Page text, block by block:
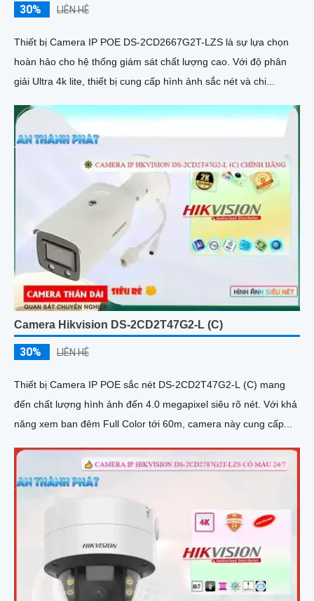
30% LIÊN HỆ
Thiết bị Camera IP POE DS-2CD2667G2T-LZS là sự lựa chọn
hoàn hảo cho hệ thống giám sát chất lượng cao. Với độ phân
giải Ultra 4k lite, thiết bị cung cấp hình ảnh sắc nét và chi...
Camera Hikvision DS-2CD2T47G2-L (C)
30% LIÊN HỆ
Thiết bị Camera IP POE sắc nét DS-2CD2T47G2-L (C) mang
đến chất lượng hình ảnh đến 4.0 megapixel siêu rõ nét. Với khả
năng xem ban đêm Full Color tới 60m, camera này cung cấp...